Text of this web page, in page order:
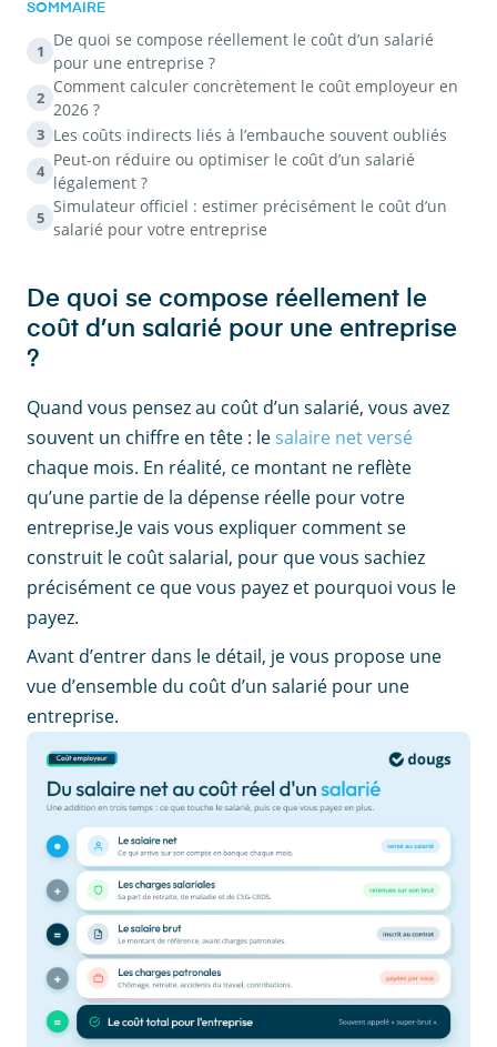
SOMMAIRE
1
De quoi se compose réellement le coût d’un salarié
pour une entreprise ?
2
Comment calculer concrètement le coût employeur en
2026 ?
3 Les coûts indirects liés à l’embauche souvent oubliés
4
Peut-on réduire ou optimiser le coût d’un salarié
légalement ?
5
Simulateur officiel : estimer précisément le coût d’un
salarié pour votre entreprise
De quoi se compose réellement le
coût d’un salarié pour une entreprise
?
Quand vous pensez au coût d’un salarié, vous avez
souvent un chiffre en tête : lesalaire net versé
chaque mois. En réalité, ce montant ne reflète
qu’une partie de la dépense réelle pour votre
entreprise.Je vais vous expliquer comment se
construit le coût salarial, pour que vous sachiez
précisément ce que vous payez et pourquoi vous le
payez.
Avant d’entrer dans le détail, je vous propose une
vue d’ensemble du coût d’un salarié pour une
entreprise.